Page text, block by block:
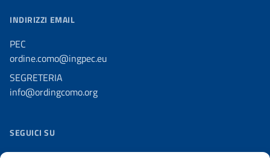
INDIRIZZI EMAIL
PEC
ordine.como@ingpec.eu
SEGRETERIA
info@ordingcomo.org
SEGUICI SU